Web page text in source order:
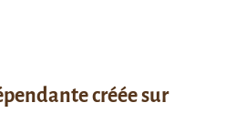
créée sur